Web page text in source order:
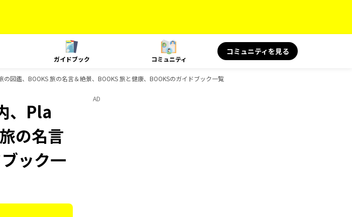
ガイドブック コミュニティ
コミュニティを見る
図鑑、BOOKS 旅の名言＆絶景、BOOKS 旅と健康、BOOKSのガイドブック一覧
、Pla
の名言
ック一
AD